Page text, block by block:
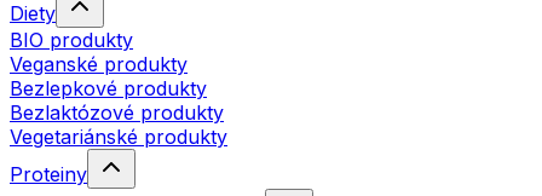
Diety
BIO produkty
Veganské produkty
Bezlepkové produkty
Bezlaktózové produkty
Vegetariánské produkty
Proteiny